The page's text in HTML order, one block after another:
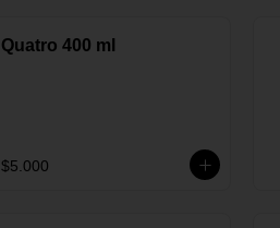
Quatro 400 ml
$5.000